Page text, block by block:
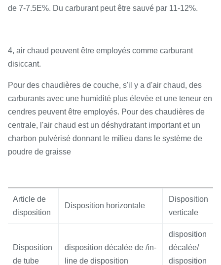
de 7-7.5E%. Du carburant peut être sauvé par 11-12%.
4, air chaud peuvent être employés comme carburant
disiccant.
Pour des chaudières de couche, s'il y a d'air chaud, des
carburants avec une humidité plus élevée et une teneur en
cendres peuvent être employés. Pour des chaudières de
centrale, l'air chaud est un déshydratant important et un
charbon pulvérisé donnant le milieu dans le système de
poudre de graisse
Article de
disposition
Disposition horizontale
Disposition
verticale
Disposition
de tube
disposition décalée de /in-
line de disposition
disposition
décalée/
disposition